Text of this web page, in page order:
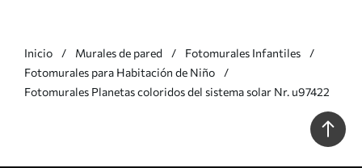
Inicio Murales de pared
Fotomurales Infantiles
Fotomurales para Habitación de Niño
Fotomurales Planetas coloridos del sistema solar Nr. u97422